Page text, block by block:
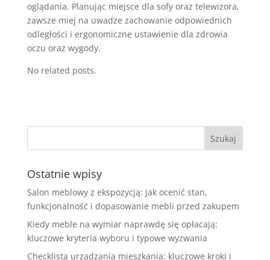
oglądania. Planując miejsce dla sofy oraz telewizora,
zawsze miej na uwadze zachowanie odpowiednich
odległości i ergonomiczne ustawienie dla zdrowia
oczu oraz wygody.
No related posts.
Ostatnie wpisy
Salon meblowy z ekspozycją: jak ocenić stan,
funkcjonalność i dopasowanie mebli przed zakupem
Kiedy meble na wymiar naprawdę się opłacają:
kluczowe kryteria wyboru i typowe wyzwania
Checklista urządzania mieszkania: kluczowe kroki i